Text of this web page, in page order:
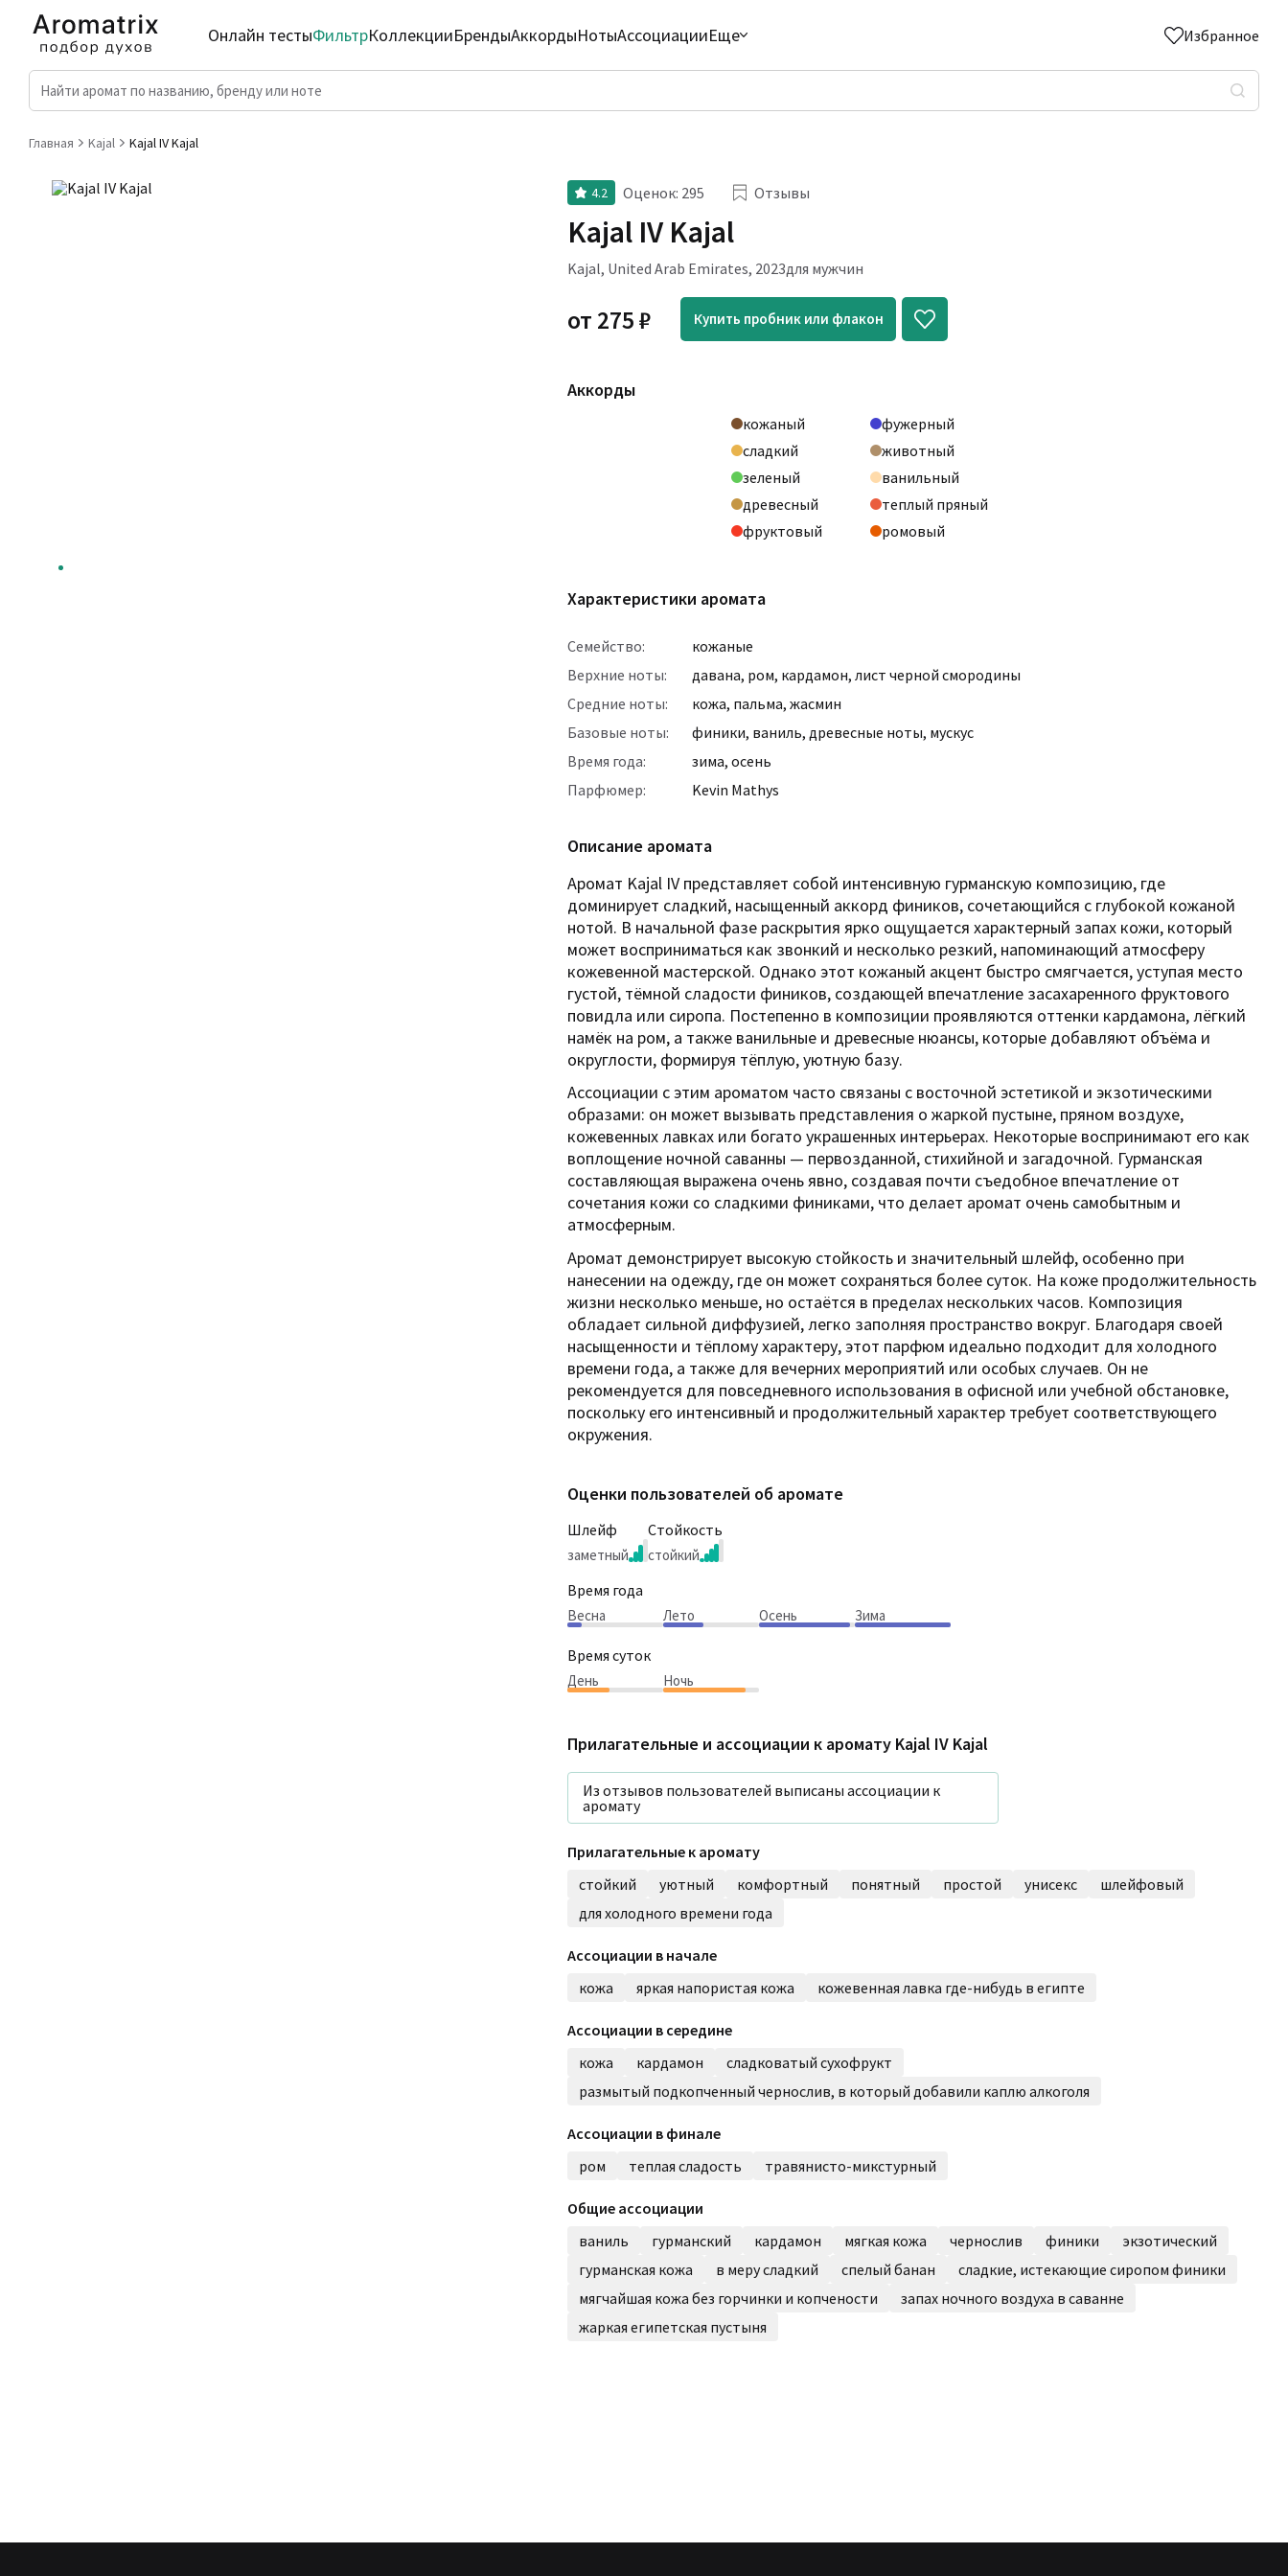
Онлайн тестыФильтрКоллекцииБрендыАккордыНотыАссоциацииЕще Избранное
Главная Kajal Kajal IV Kajal
4.2 Оценок: 295 Отзывы
Kajal IV Kajal
Kajal, United Arab Emirates, 2023для мужчин
от 275₽ Купить пробник или флакон
Аккорды
кожаный
сладкий
зеленый
древесный
фруктовый
фужерный
животный
ванильный
теплый пряный
ромовый
Характеристики аромата
Семейство:
кожаные
Верхние ноты:
давана, ром, кардамон,лист черной смородины
Средние ноты:
кожа, пальма,жасмин
Базовые ноты:
финики, ваниль,древесные ноты, мускус
Время года:
зима,осень
Парфюмер:
Kevin Mathys
Описание аромата
Аромат Kajal IV представляет собой интенсивную гурманскую композицию, где
доминирует сладкий, насыщенный аккорд фиников, сочетающийся с глубокой кожаной
нотой. В начальной фазе раскрытия ярко ощущается характерный запах кожи, который
может восприниматься как звонкий и несколько резкий, напоминающий атмосферу
кожевенной мастерской. Однако этот кожаный акцент быстро смягчается, уступая место
густой, тёмной сладости фиников, создающей впечатление засахаренного фруктового
повидла или сиропа. Постепенно в композиции проявляются оттенки кардамона, лёгкий
намёк на ром, а также ванильные и древесные нюансы, которые добавляют объёма и
округлости, формируя тёплую, уютную базу.
Ассоциации с этим ароматом часто связаны с восточной эстетикой и экзотическими
образами: он может вызывать представления о жаркой пустыне, пряном воздухе,
кожевенных лавках или богато украшенных интерьерах. Некоторые воспринимают его как
воплощение ночной саванны — первозданной, стихийной и загадочной. Гурманская
составляющая выражена очень явно, создавая почти съедобное впечатление от
сочетания кожи со сладкими финиками, что делает аромат очень самобытным и
атмосферным.
Аромат демонстрирует высокую стойкость и значительный шлейф, особенно при
нанесении на одежду, где он может сохраняться более суток. На коже продолжительность
жизни несколько меньше, но остаётся в пределах нескольких часов. Композиция
обладает сильной диффузией, легко заполняя пространство вокруг. Благодаря своей
насыщенности и тёплому характеру, этот парфюм идеально подходит для холодного
времени года, а также для вечерних мероприятий или особых случаев. Он не
рекомендуется для повседневного использования в офисной или учебной обстановке,
поскольку его интенсивный и продолжительный характер требует соответствующего
окружения.
Оценки пользователей об аромате
Шлейф
заметный
Стойкость
стойкий
Время года
Весна Лето Осень Зима
Время суток
День Ночь
Прилагательные и ассоциации к аромату Kajal IV Kajal
Из отзывов пользователей выписаны ассоциации к
аромату
Прилагательные к аромату
стойкий
уютный комфортный понятный простой унисекс
шлейфовый
для холодного времени года
Ассоциации в начале
кожа
яркая напористая кожа кожевенная лавка где-нибудь в египте
Ассоциации в середине
кожа
кардамон
сладковатый сухофрукт
размытый подкопченный чернослив, в который добавили каплю алкоголя
Ассоциации в финале
ром
теплая сладость травянисто-микстурный
Общие ассоциации
ваниль
гурманский кардамон мягкая кожа чернослив финики
экзотический
гурманская кожа
в меру сладкий спелый банан
сладкие, истекающие сиропом финики
мягчайшая кожа без горчинки и копчености
запах ночного воздуха в саванне
жаркая египетская пустыня